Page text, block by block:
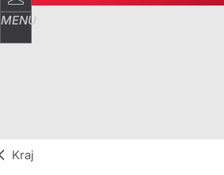
MENU
Kraj